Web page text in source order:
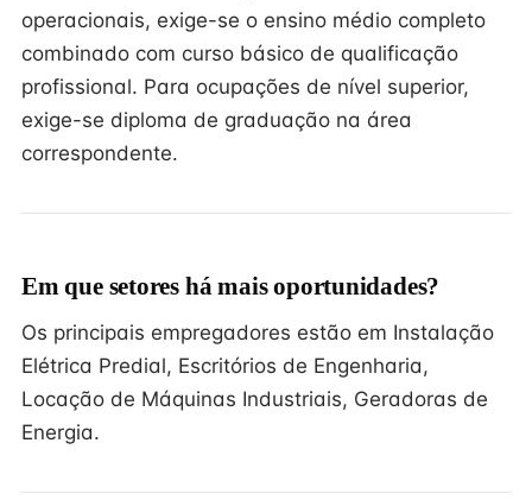
operacionais, exige-se o ensino médio completo
combinado com curso básico de qualificação
profissional. Para ocupações de nível superior,
exige-se diploma de graduação na área
correspondente.
Em que setores há mais oportunidades?
Os principais empregadores estão em Instalação
Elétrica Predial, Escritórios de Engenharia,
Locação de Máquinas Industriais, Geradoras de
Energia.